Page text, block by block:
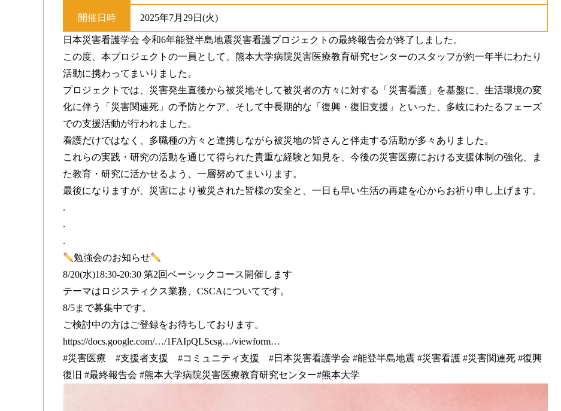
開催日時 2025年7月29日(火)
日本災害看護学会 令和6年能登半島地震災害看護プロジェクトの最終報告会が終了しました。
この度、本プロジェクトの一員として、熊本大学病院災害医療教育研究センターのスタッフが約一年半にわたり
活動に携わってまいりました。
プロジェクトでは、災害発生直後から被災地そして被災者の方々に対する「災害看護」を基盤に、生活環境の変
化に伴う「災害関連死」の予防とケア、そして中長期的な「復興・復旧支援」といった、多岐にわたるフェーズ
での支援活動が行われました。
看護だけではなく、多職種の方々と連携しながら被災地の皆さんと伴走する活動が多々ありました。
これらの実践・研究の活動を通じて得られた貴重な経験と知見を、今後の災害医療における支援体制の強化、ま
た教育・研究に活かせるよう、一層努めてまいります。
最後になりますが、災害により被災された皆様の安全と、一日も早い生活の再建を心からお祈り申し上げます。
.
.
.
勉強会のお知らせ
8/20(水)18:30-20:30 第2回ベーシックコース開催します
テーマはロジスティクス業務、CSCAについてです。
8/5まで募集中です。
ご検討中の方はご登録をお待ちしております。
https://docs.google.com/…/1FAIpQLScsg…/viewform…
#災害医療 #支援者支援 #コミュニティ支援 #日本災害看護学会 #能登半島地震 #災害看護 #災害関連死 #復興
復旧 #最終報告会 #熊本大学病院災害医療教育研究センター#熊本大学